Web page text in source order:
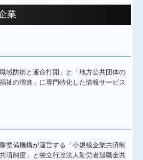
業
域防衛と運命打開」と「地方公共団体の
祉の増進」に専門特化した情報サービス
整備機構が運営する「小規模企業共済制
済制度」と独立行政法人勤労者退職金共